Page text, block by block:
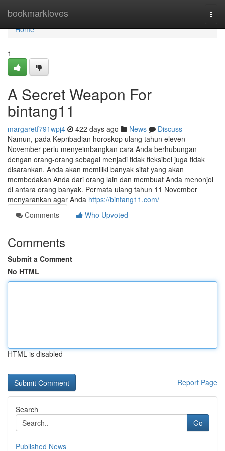
bookmarkloves
Home
Home
1
A Secret Weapon For
bintang11
margaretf791wpj4 422 days ago News
Discuss
Namun, pada Kepribadian horoskop ulang tahun eleven
November perlu menyeimbangkan cara Anda berhubungan
dengan orang-orang sebagai menjadi tidak fleksibel juga tidak
disarankan. Anda akan memiliki banyak sifat yang akan
membedakan Anda dari orang lain dan membuat Anda menonjol
di antara orang banyak. Permata ulang tahun 11 November
menyarankan agar Anda https://bintang11.com/
Comments
Who Upvoted
Comments
Submit a Comment
No HTML
HTML is disabled
Report Page
Search
Go
Published News